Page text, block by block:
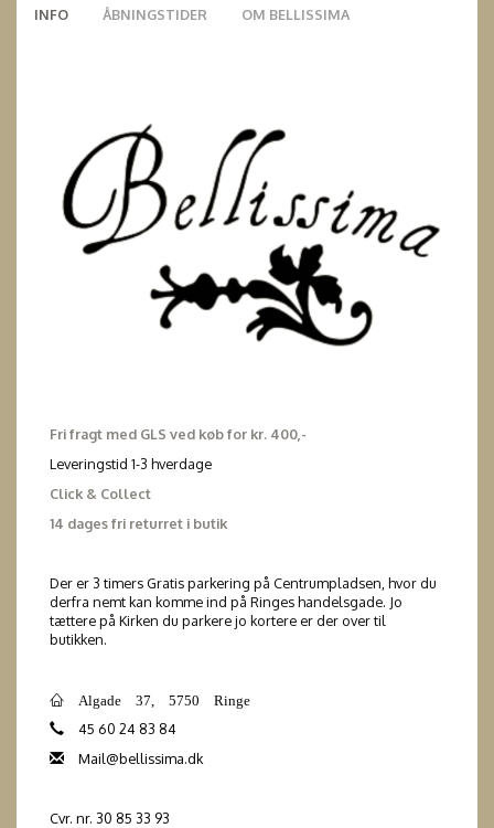
INFO ÅBNINGSTIDER OM BELLISSIMA
Fri fragt med GLS ved køb for kr. 400,-
Leveringstid 1-3 hverdage
Click & Collect
14 dages fri returret i butik
Der er 3 timers Gratis parkering på Centrumpladsen, hvor du
derfra nemt kan komme ind på Ringes handelsgade. Jo
tættere på Kirken du parkere jo kortere er der over til
butikken.
Algade 37, 5750 Ringe
45 60 24 83 84
Mail@bellissima.dk
Cvr. nr. 30 85 33 93